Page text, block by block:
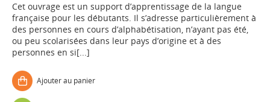
Cet ouvrage est un support d’apprentissage de la langue
française pour les débutants. Il s’adresse particulièrement à
des personnes en cours d’alphabétisation, n’ayant pas été,
ou peu scolarisées dans leur pays d’origine et à des
personnes en si[...]
Ajouter au panier